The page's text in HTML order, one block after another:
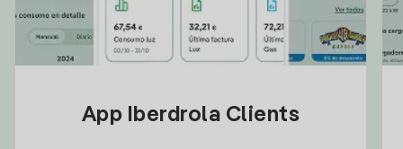
App Iberdrola Clients